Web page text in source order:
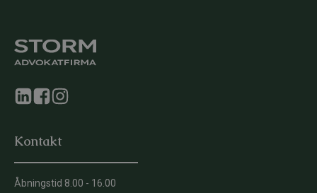
Kontakt
Åbningstid 8.00 - 16.00